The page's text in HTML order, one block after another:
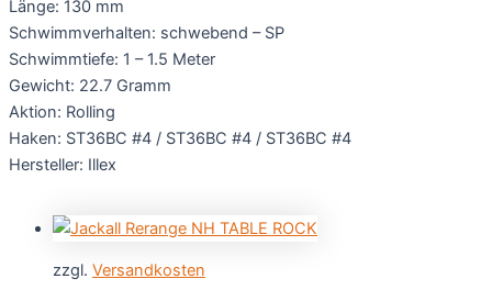
Länge: 130 mm
Schwimmverhalten: schwebend – SP
Schwimmtiefe: 1 – 1.5 Meter
Gewicht: 22.7 Gramm
Aktion: Rolling
Haken: ST36BC #4 / ST36BC #4 / ST36BC #4
Hersteller: Illex
zzgl. Versandkosten